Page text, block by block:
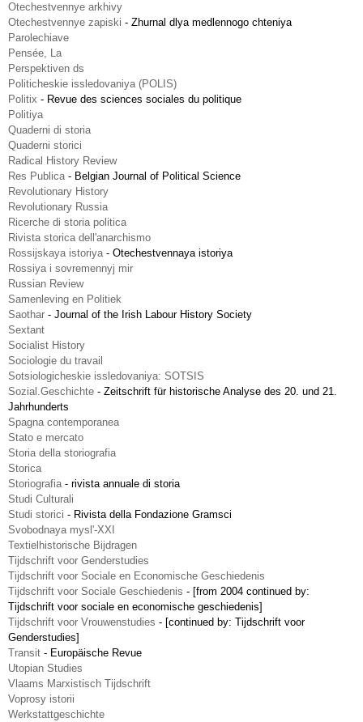
Otechestvennye arkhivy
Otechestvennye zapiski - Zhurnal dlya medlennogo chteniya
Parolechiave
Pensée, La
Perspektiven ds
Politicheskie issledovaniya (POLIS)
Politix - Revue des sciences sociales du politique
Politiya
Quaderni di storia
Quaderni storici
Radical History Review
Res Publica- Belgian Journal of Political Science
Revolutionary History
Revolutionary Russia
Ricerche di storia politica
Rivista storica dell'anarchismo
Rossijskaya istoriya- Otechestvennaya istoriya
Rossiya i sovremennyj mir
Russian Review
Samenleving en Politiek
Saothar - Journal of the Irish Labour History Society
Sextant
Socialist History
Sociologie du travail
Sotsiologicheskie issledovaniya: SOTSIS
Sozial.Geschichte - Zeitschrift für historische Analyse des 20. und 21.
Jahrhunderts
Spagna contemporanea
Stato e mercato
Storia della storiografia
Storica
Storiografia- rivista annuale di storia
Studi Culturali
Studi storici - Rivista della Fondazione Gramsci
Svobodnaya mysl'-XXI
Textielhistorische Bijdragen
Tijdschrift voor Genderstudies
Tijdschrift voor Sociale en Economische Geschiedenis
Tijdschrift voor Sociale Geschiedenis - [from 2004 continued by:
Tijdschrift voor sociale en economische geschiedenis]
Tijdschrift voor Vrouwenstudies - [continued by: Tijdschrift voor
Genderstudies]
Transit - Europäische Revue
Utopian Studies
Vlaams Marxistisch Tijdschrift
Voprosy istorii
Werkstattgeschichte